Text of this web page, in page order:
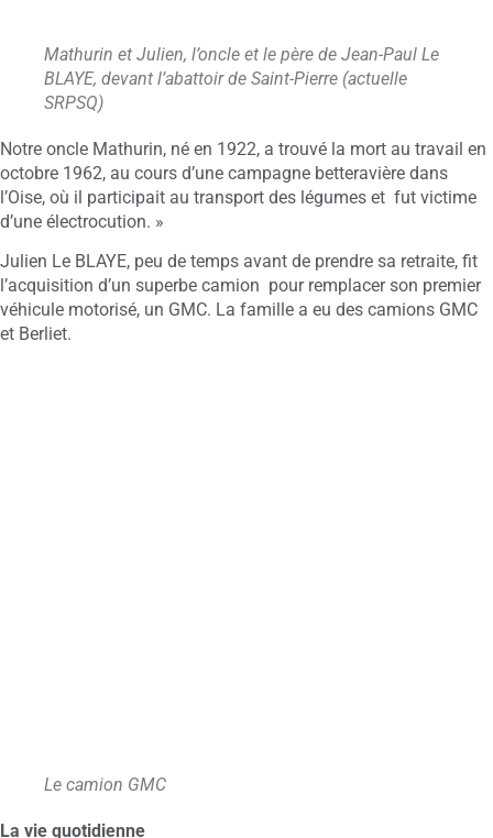
Mathurin et Julien, l’oncle et le père de Jean-Paul Le
BLAYE, devant l’abattoir de Saint-Pierre (actuelle
SRPSQ)
Notre oncle Mathurin, né en 1922, a trouvé la mort au travail en
octobre 1962, au cours d’une campagne betteravière dans
l’Oise, où il participait au transport des légumes et fut victime
d’une électrocution. »
Julien Le BLAYE, peu de temps avant de prendre sa retraite, fit
l’acquisition d’un superbe camion pour remplacer son premier
véhicule motorisé, un GMC. La famille a eu des camions GMC
et Berliet.
Le camion GMC
La vie quotidienne